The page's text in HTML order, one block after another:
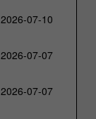
2026-07-10
2026-07-07
2026-07-07